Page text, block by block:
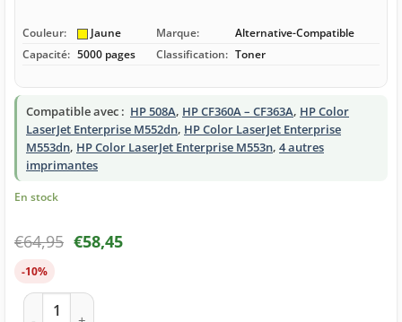
Couleur: Jaune Marque:
Alternative-Compatible
Capacité: 5000 pages Classification: Toner
Compatible avec : HP 508A, HP CF360A – CF363A, HP Color
LaserJet Enterprise M552dn, HP Color LaserJet Enterprise
M553dn, HP Color LaserJet Enterprise M553n, 4 autres
imprimantes
En stock
€64,95 €58,45
-10%
quantité de Toner compatible HP 508A (CF362A) jaune